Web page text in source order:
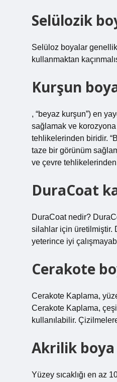
Selülozik
Selüloz boyalar
kullanmaktan
Kurşun
, “beyaz kurşun”) en
sağlamak ve
tehlikelerinden biridir.
taze bir görünüm
ve çevre
DuraCoat
DuraCoat nedir?
silahlar için üretilmiştir.
yeterince iyi
Cerakote
Cerakote Kaplama,
Cerakote Kaplama,
kullanılabilir.
Akrilik boya
Yüzey sıcaklığı en az